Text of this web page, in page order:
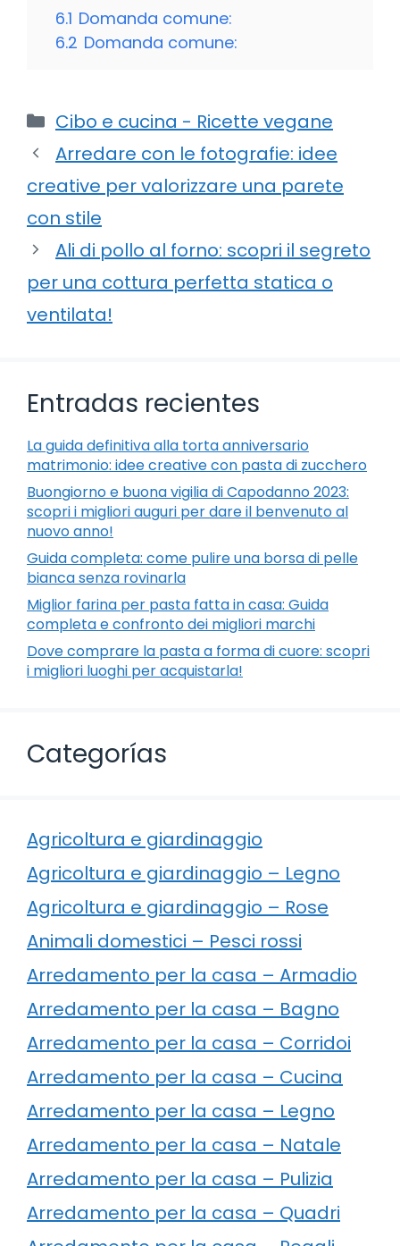
6.1 Domanda comune:
6.2 Domanda comune:
Categorie
Cibo e cucina - Ricette vegane
Arredare con le fotografie: idee
creative per valorizzare una parete
con stile
Ali di pollo al forno: scopri il segreto
per una cottura perfetta statica o
ventilata!
Entradas recientes
La guida definitiva alla torta anniversario
matrimonio: idee creative con pasta di zucchero
Buongiorno e buona vigilia di Capodanno 2023:
scopri i migliori auguri per dare il benvenuto al
nuovo anno!
Guida completa: come pulire una borsa di pelle
bianca senza rovinarla
Miglior farina per pasta fatta in casa: Guida
completa e confronto dei migliori marchi
Dove comprare la pasta a forma di cuore: scopri
i migliori luoghi per acquistarla!
Categorías
Agricoltura e giardinaggio
Agricoltura e giardinaggio – Legno
Agricoltura e giardinaggio – Rose
Animali domestici – Pesci rossi
Arredamento per la casa – Armadio
Arredamento per la casa – Bagno
Arredamento per la casa – Corridoi
Arredamento per la casa – Cucina
Arredamento per la casa – Legno
Arredamento per la casa – Natale
Arredamento per la casa – Pulizia
Arredamento per la casa – Quadri